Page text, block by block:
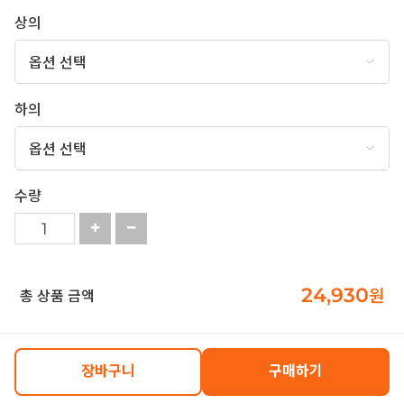
상의
하의
수량
총 상품 금액 24,930원
장바구니 구매하기